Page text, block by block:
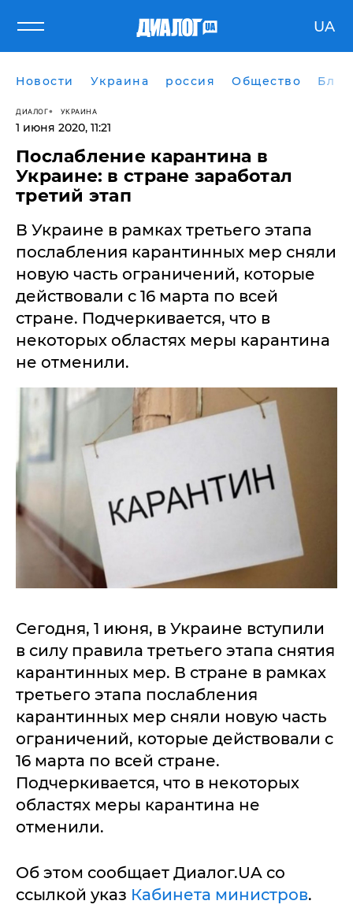
UA
Новости Украина россия Общество
ДИАЛОГ УКРАИНА
1 июня 2020, 11:21
Послабление карантина в
Украине: в стране заработал
третий этап
В Украине в рамках третьего этапа
послабления карантинных мер сняли
новую часть ограничений, которые
действовали с 16 марта по всей
стране. Подчеркивается, что в
некоторых областях меры карантина
не отменили.
Сегодня, 1 июня, в Украине вступили
в силу правила третьего этапа снятия
карантинных мер. В стране в рамках
третьего этапа послабления
карантинных мер сняли новую часть
ограничений, которые действовали с
16 марта по всей стране.
Подчеркивается, что в некоторых
областях меры карантина не
отменили.
Об этом сообщает Диалог.UA со
ссылкой указ Кабинета министров.